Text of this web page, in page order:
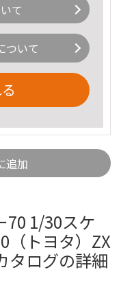
て
ついて
追加
70 1/30スケ
（トヨタ）ZX
タログの詳細